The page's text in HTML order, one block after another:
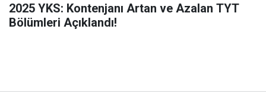
2025 YKS: Kontenjanı Artan ve Azalan TYT
Bölümleri Açıklandı!